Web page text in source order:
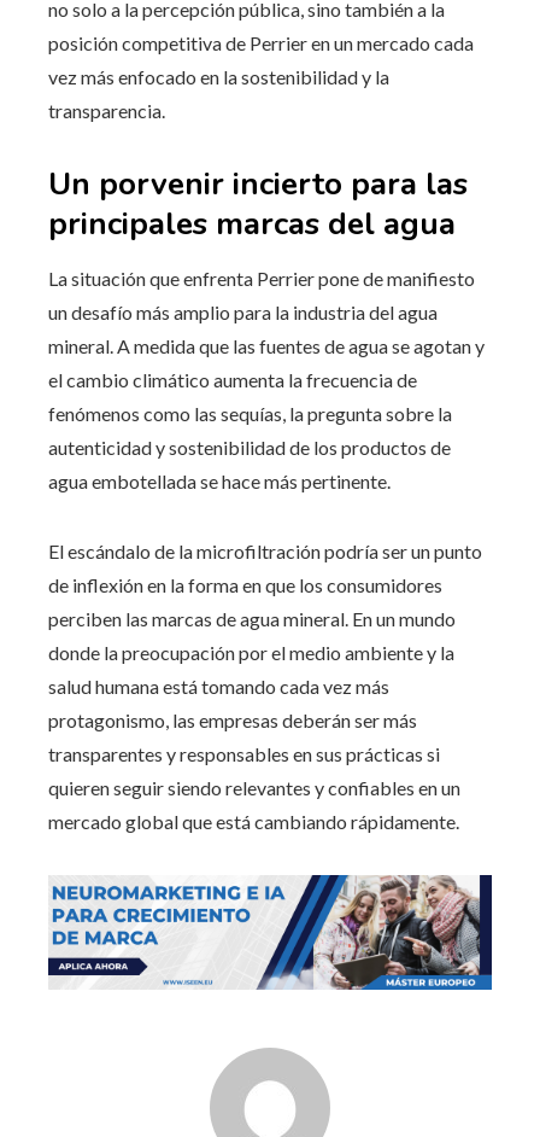
no solo a la percepción pública, sino también a la
posición competitiva de Perrier en un mercado cada
vez más enfocado en la sostenibilidad y la
transparencia.
Un porvenir incierto para las
principales marcas del agua
La situación que enfrenta Perrier pone de manifiesto
un desafío más amplio para la industria del agua
mineral. A medida que las fuentes de agua se agotan y
el cambio climático aumenta la frecuencia de
fenómenos como las sequías, la pregunta sobre la
autenticidad y sostenibilidad de los productos de
agua embotellada se hace más pertinente.
El escándalo de la microfiltración podría ser un punto
de inflexión en la forma en que los consumidores
perciben las marcas de agua mineral. En un mundo
donde la preocupación por el medio ambiente y la
salud humana está tomando cada vez más
protagonismo, las empresas deberán ser más
transparentes y responsables en sus prácticas si
quieren seguir siendo relevantes y confiables en un
mercado global que está cambiando rápidamente.